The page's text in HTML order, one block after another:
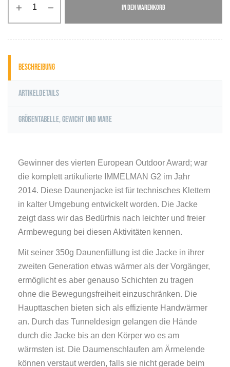
IN DEN WARENKORB
Beschreibung
Artikeldetails
Größentabelle, Gewicht und Maße
Gewinner des vierten European Outdoor Award; war
die komplett artikulierte IMMELMAN G2 im Jahr
2014. Diese Daunenjacke ist für technisches Klettern
in kalter Umgebung entwickelt worden. Die Jacke
zeigt dass wir das Bedürfnis nach leichter und freier
Armbewegung bei diesen Aktivitäten kennen.
Mit seiner 350g Daunenfüllung ist die Jacke in ihrer
zweiten Generation etwas wärmer als der Vorgänger,
ermöglicht es aber genauso Schichten zu tragen
ohne die Bewegungsfreiheit einzuschränken. Die
Haupttaschen bieten sich als effiziente Handwärmer
an. Durch das Tunneldesign gelangen die Hände
durch die Jacke bis an den Körper wo es am
wärmsten ist. Die Daumenschlaufen am Ärmelende
können verstaut werden, falls sie nicht gerade beim